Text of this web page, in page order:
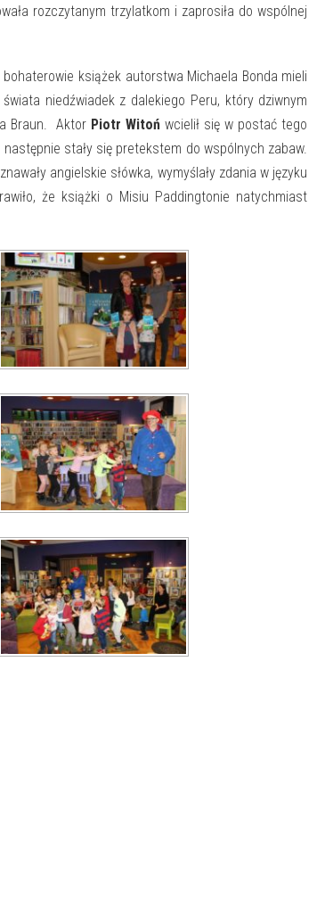
rozczytanym trzylatkom i zaprosiła do wspólnej
książek autorstwa Michaela Bonda mieli
niedźwiadek z dalekiego Peru, który dziwnym
Braun. Aktor Piotr Witoń wcielił się w postać tego
stały się pretekstem do wspólnych zabaw.
angielskie słówka, wymyślały zdania w języku
że książki o Misiu Paddingtonie natychmiast